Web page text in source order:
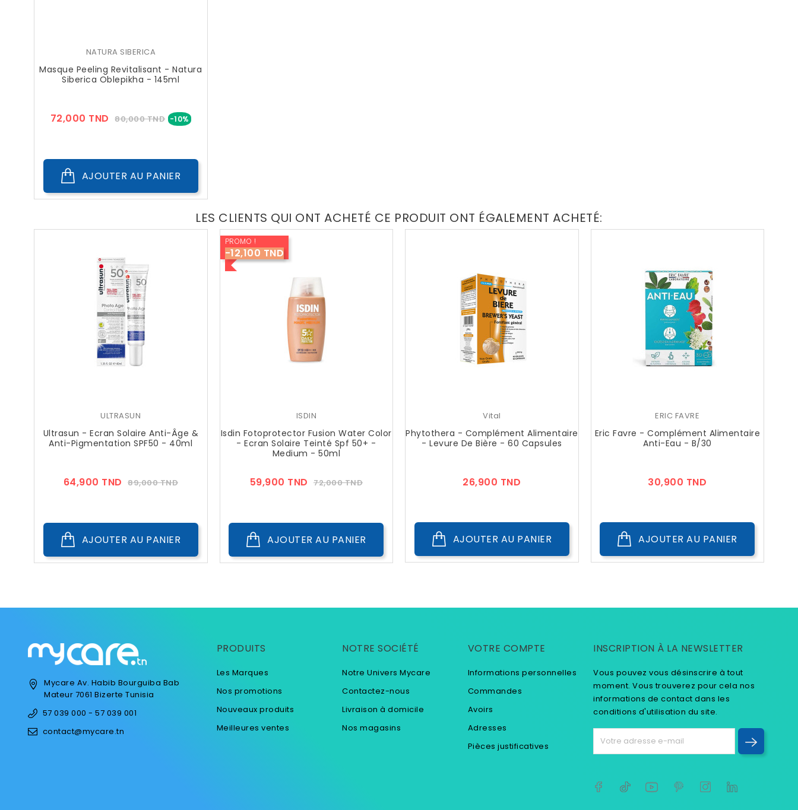
NATURA SIBERICA
Masque Peeling Revitalisant - Natura
Siberica Oblepikha - 145ml
72,000 TND Prix
80,000 TND -10% Prix
AJOUTER AU PANIER
LES CLIENTS QUI ONT ACHETÉ CE PRODUIT ONT ÉGALEMENT ACHETÉ:
ULTRASUN
Ultrasun - Ecran Solaire Anti-Âge &
Anti-Pigmentation SPF50 - 40ml
64,900 TND Prix
89,000 TNDPrix
AJOUTER AU PANIER
PROMO !
-12,100 TND
ISDIN
Isdin Fotoprotector Fusion Water Color
- Ecran Solaire Teinté Spf 50+ -
Medium - 50ml
59,900 TND Prix
72,000 TNDPrix
AJOUTER AU PANIER
Vital
Phytothera - Complément Alimentaire
- Levure De Bière - 60 Capsules
26,900 TND
AJOUTER AU PANIER
ERIC FAVRE
Eric Favre - Complément Alimentaire
Anti-Eau - B/30
30,900 TND
AJOUTER AU PANIER
Mycare Av. Habib Bourguiba Bab
Mateur 7061 Bizerte Tunisia
57 039 000 - 57 039 001
contact@mycare.tn
PRODUITS
Les Marques
Nos promotions
Nouveaux produits
Meilleures ventes
NOTRE SOCIÉTÉ
Notre Univers Mycare
Contactez-nous
Livraison à domicile
Nos magasins
VOTRE COMPTE
Informations personnelles
Commandes
Avoirs
Adresses
Pièces justificatives
INSCRIPTION À LA NEWSLETTER
Vous pouvez vous désinscrire à tout
moment. Vous trouverez pour cela nos
informations de contact dans les
conditions d'utilisation du site.